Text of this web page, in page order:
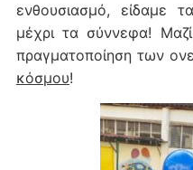
ενθουσιασμό, είδαμε
μέχρι τα σύννεφα!
πραγματοποίηση των
κόσμου!